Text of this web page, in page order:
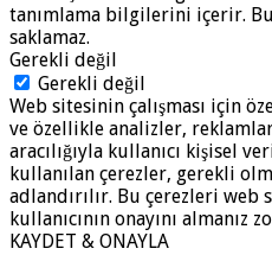
tanımlama bilgilerini içerir.
saklamaz.
Gerekli değil
Gerekli değil
Web sitesinin çalışması için
ve özellikle analizler,
aracılığıyla kullanıcı kişisel
kullanılan çerezler, gerekli
adlandırılır. Bu çerezleri web
kullanıcının onayını almanız
KAYDET & ONAYLA